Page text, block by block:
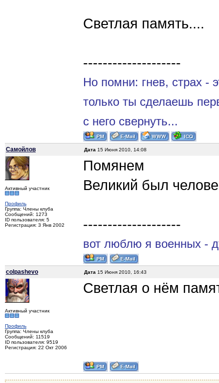
Светлая память....
--------------------
Но помни: гнев, страх -
только ты сделаешь
с него свернуть...
Самойлов Дата 15 Июня 2010, 14:08
Активный участник
Профиль
Группа: Члены клуба
Сообщений: 1273
ID пользователя: 5
Регистрация: 3 Янв 2002
Помянем
Великий был
--------------------
вот люблю я военных -
colpashevo Дата 15 Июня 2010, 16:43
Активный участник
Профиль
Группа: Члены клуба
Сообщений: 11519
ID пользователя: 9519
Регистрация: 22 Окт 2006
Светлая о нём